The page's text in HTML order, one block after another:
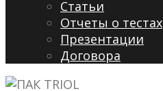
Cтатьи
Отчеты о тестах
Презентации
Договора